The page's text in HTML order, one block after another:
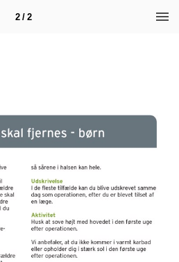
2 / 2